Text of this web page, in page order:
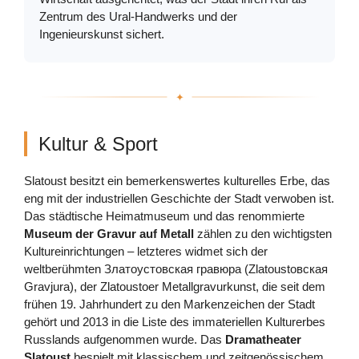
Zentrum des Ural-Handwerks und der
Ingenieurskunst sichert.
Kultur & Sport
Slatoust besitzt ein bemerkenswertes kulturelles Erbe, das
eng mit der industriellen Geschichte der Stadt verwoben ist.
Das städtische Heimatmuseum und das renommierte
Museum der Gravur auf Metall zählen zu den wichtigsten
Kultureinrichtungen – letzteres widmet sich der
weltberühmten Златоустовская гравюра (Zlatoustовская
Gravjura), der Zlatoustoer Metallgravurkunst, die seit dem
frühen 19. Jahrhundert zu den Markenzeichen der Stadt
gehört und 2013 in die Liste des immateriellen Kulturerbes
Russlands aufgenommen wurde. Das Dramatheater